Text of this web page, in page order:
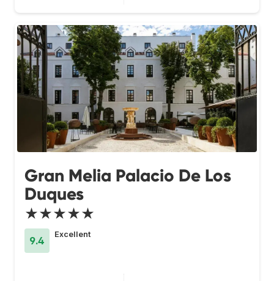
Gran Melia Palacio De Los
Duques
★★★★★
9.4
Excellent